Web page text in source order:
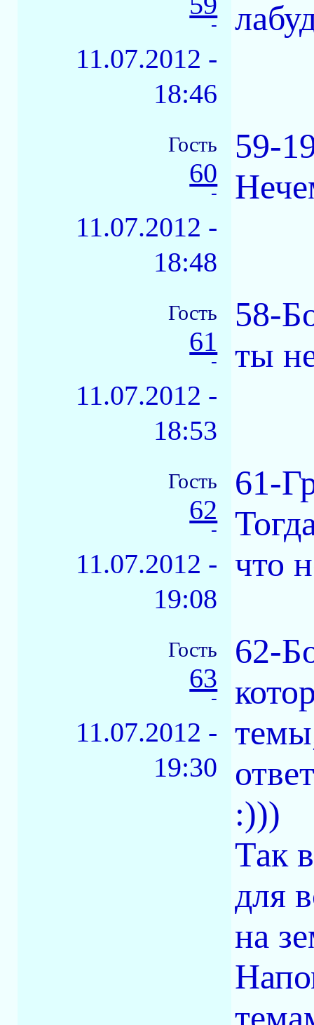
-
11.07.2012 -
18:46
Гость
60
-
11.07.2012 -
18:48
59-
Гость
61
-
11.07.2012 -
18:53
58-
ты
Гость
62
-
11.07.2012 -
19:08
61-
что
Гость
63
-
11.07.2012 -
19:30
62-
:)))
Так
для
на